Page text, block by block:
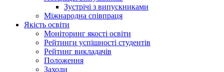
Зустрічі з випускниками
Міжнародна співпраця
Якість освіти
Моніторинг якості освіти
Рейтинги успішності студентів
Рейтинг викладачів
Положення
Заходи